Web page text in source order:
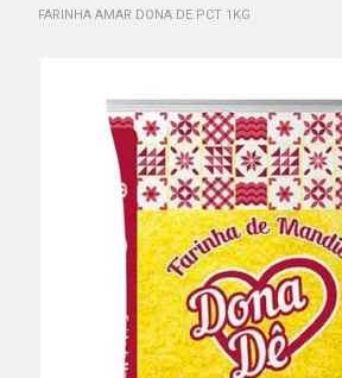
FARINHA AMAR DONA DE PCT 1KG